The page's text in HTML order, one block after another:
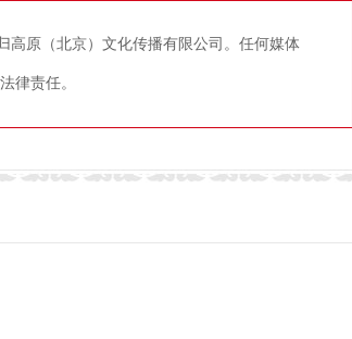
高原（北京）文化传播有限公司。任何媒体
律责任。